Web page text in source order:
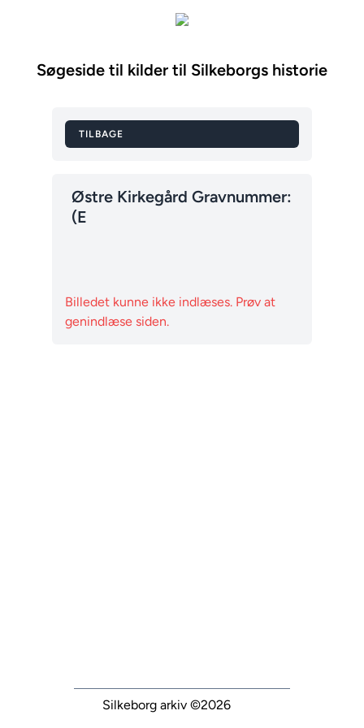
Søgeside til kilder til Silkeborgs historie
TILBAGE
Østre Kirkegård Gravnummer:
(E
Billedet kunne ikke indlæses. Prøv at
genindlæse siden.
Silkeborg arkiv©2026